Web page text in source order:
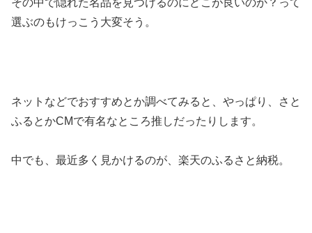
その中で隠れた名品を見つけるのにどこが良いのか？って
選ぶのもけっこう大変そう。
ネットなどでおすすめとか調べてみると、やっぱり、さと
ふるとかCMで有名なところ推しだったりします。
中でも、最近多く見かけるのが、楽天のふるさと納税。